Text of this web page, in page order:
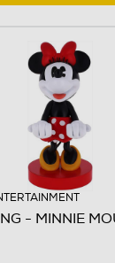
- MINNIE